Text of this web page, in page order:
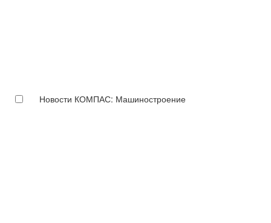
Новости КОМПАС: Машиностроение